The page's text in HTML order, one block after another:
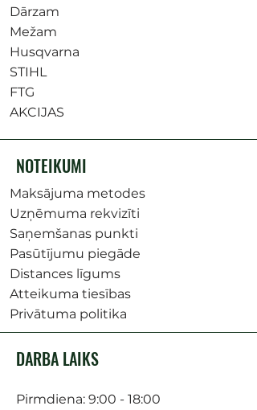
Dārzam
Mežam
Husqvarna
STIHL
FTG
AKCIJAS
NOTEIKUMI
Maksājuma metodes
Uzņēmuma rekvizīti
Saņemšanas punkti
Pasūtījumu piegāde
Distances līgums
Atteikuma tiesības
Privātuma politika
DARBA LAIKS
Pirmdiena: 9:00 - 18:00